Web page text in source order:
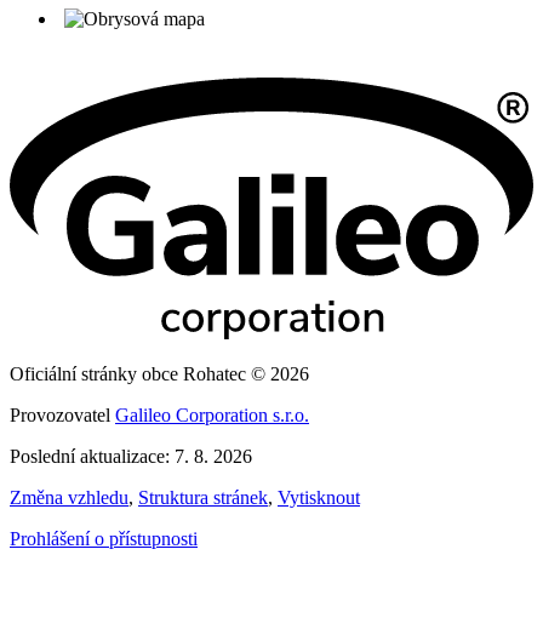
Oficiální stránky obce Rohatec © 2026
Provozovatel Galileo Corporation s.r.o.
Poslední aktualizace: 7. 8. 2026
Změna vzhledu, Struktura stránek, Vytisknout
Prohlášení o přístupnosti